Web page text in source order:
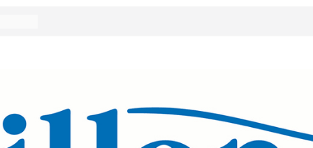
!